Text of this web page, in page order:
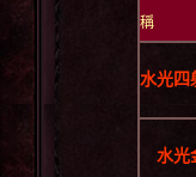
水光四
水光